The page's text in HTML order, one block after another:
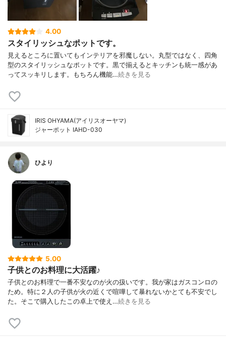
4.00
スタイリッシュなポットです。
見えるところに置いてもインテリアを邪魔しない。丸型ではなく、四角
型のスタイリッシュなポットです。黒で揃えるとキッチンも統一感があ
ってスッキリします。もちろん機能…続きを見る
IRIS OHYAMA(アイリスオーヤマ)
ジャーポット IAHD-030
ひより
5.00
子供とのお料理に大活躍♪
子供とのお料理で一番不安なのが火の扱いです。我が家はガスコンロの
ため。特に２人の子供が火の近くで喧嘩して暴れないかとても不安でし
た。そこで購入したこの卓上で使え…続きを見る